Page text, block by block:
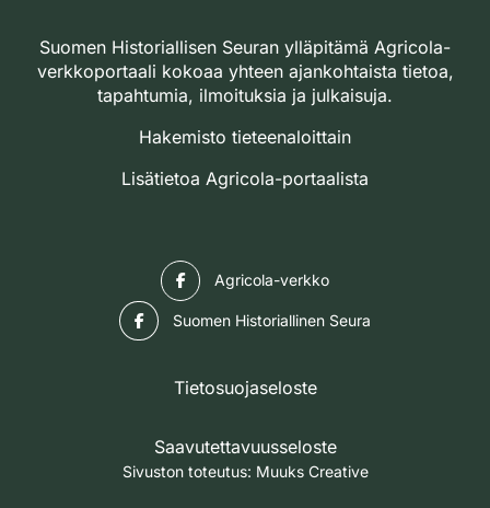
Suomen Historiallisen Seuran ylläpitämä Agricola-
verkkoportaali kokoaa yhteen ajankohtaista tietoa,
tapahtumia, ilmoituksia ja julkaisuja.
Hakemisto tieteenaloittain
Lisätietoa Agricola-portaalista
Agricola-verkko
Suomen Historiallinen Seura
Tietosuojaseloste
Saavutettavuusseloste
Sivuston toteutus: Muuks Creative